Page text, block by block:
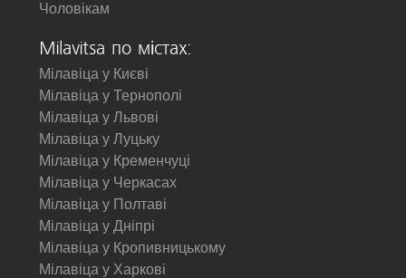
Чоловікам
Milavitsa по містах:
Мілавіца у Києві
Мілавіца у Тернополі
Мілавіца у Львові
Мілавіца у Луцьку
Мілавіца у Кременчуці
Мілавіца у Черкасах
Мілавіца у Полтаві
Мілавіца у Дніпрі
Мілавіца у Кропивницькому
Мілавіца у Харкові